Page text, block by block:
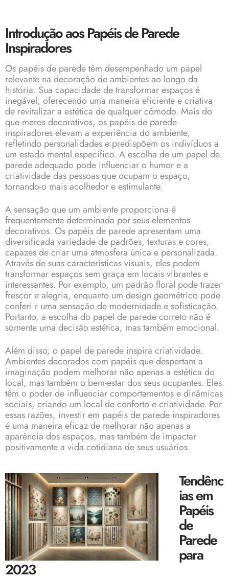
Introdução aos Papéis de Parede
Inspiradores
Os papéis de parede têm desempenhado um papel
relevante na decoração de ambientes ao longo da
história. Sua capacidade de transformar espaços é
inegável, oferecendo uma maneira eficiente e criativa
de revitalizar a estética de qualquer cômodo. Mais do
que meros decorativos, os papéis de parede
inspiradores elevam a experiência do ambiente,
refletindo personalidades e predispõem os indivíduos a
um estado mental específico. A escolha de um papel de
parede adequado pode influenciar o humor e a
criatividade das pessoas que ocupam o espaço,
tornando-o mais acolhedor e estimulante.
A sensação que um ambiente proporciona é
frequentemente determinada por seus elementos
decorativos. Os papéis de parede apresentam uma
diversificada variedade de padrões, texturas e cores,
capazes de criar uma atmosfera única e personalizada.
Através de suas características visuais, eles podem
transformar espaços sem graça em locais vibrantes e
interessantes. Por exemplo, um padrão floral pode trazer
frescor e alegria, enquanto um design geométrico pode
conferi r uma sensação de modernidade e sofisticação.
Portanto, a escolha do papel de parede correto não é
somente uma decisão estética, mas também emocional.
Além disso, o papel de parede inspira criatividade.
Ambientes decorados com papéis que despertam a
imaginação podem melhorar não apenas a estética do
local, mas também o bem-estar dos seus ocupantes. Eles
têm o poder de influenciar comportamentos e dinâmicas
sociais, criando um local de conforto e criatividade. Por
essas razões, investir em papéis de parede inspiradores
é uma maneira eficaz de melhorar não apenas a
aparência dos espaços, mas também de impactar
positivamente a vida cotidiana de seus usuários.
Tendênc
ias em
Papéis
de
Parede
para
2023